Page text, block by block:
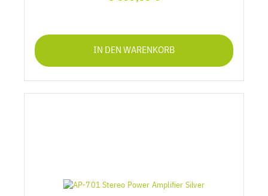
IN DEN WARENKORB